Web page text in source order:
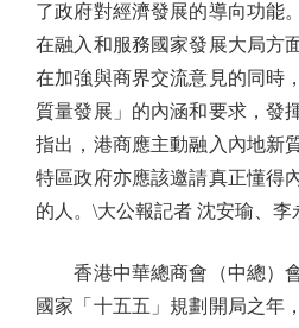
了政府對經濟發展的導向功能
在融入和服務國家發展大局方
在加強與商界交流意見的同時
質量發展」的內涵和要求，發
指出，港商應主動融入內地新
特區政府亦應該邀請真正懂得
的人。\大公報記者 沈安瑜、李
香港中華總商會（中總）會
國家「十五五」規劃開局之年